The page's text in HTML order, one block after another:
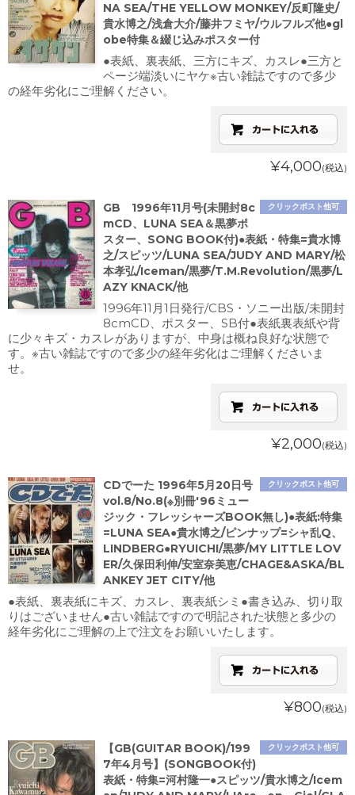
NA SEA/THE YELLOW MONKEY/反町隆史/
貴水博之/浅倉大介/藤井フミヤ/ウルフルズ他●gl
obe特集＆綴じ込みポスター付
●表紙、裏表紙、三方にキズ、カスレ●三方と
ページ端淡いにヤケ※古い雑誌ですので多少
の経年劣化にご理解ください。
¥4,000(税込)
クリックポスト他可
GB 1996年11月号(未開封8c
mCD、LUNA SEA＆黒夢ポ
スター、SONG BOOK付)●表紙・特集=貴水博
之/スピッツ/LUNA SEA/JUDY AND MARY/松
本孝弘/Iceman/黒夢/T.M.Revolution/黒夢/L
AZY KNACK/他
1996年11月1日発行/CBS・ソニー出版/未開封
8cmCD、ポスター、SB付●表紙裏表紙や背
に少々キズ・カスレがありますが、中身は概ね良好な状態で
す。※古い雑誌ですので多少の経年劣化はご理解くださいま
せ。
¥2,000(税込)
クリックポスト他可
CDでーた 1996年5月20日号
vol.8/No.8(※別冊'96ミュー
ジック・フレッシャーズBOOK無し)●表紙:特集
=LUNA SEA●貴水博之/ピンナップ=シャ乱Q、
LINDBERG●RYUICHI/黒夢/MY LITTLE LOV
ER/久保田利伸/安室奈美恵/CHAGE&ASKA/BL
ANKEY JET CITY/他
●表紙、裏表紙にキズ、カスレ、裏表紙シミ●書き込み、切り取
りはございません●古い雑誌ですので明記された状態と多少の
経年劣化にご理解の上で注文をお願いいたします。
¥800(税込)
クリックポスト他可
【GB(GUITAR BOOK)/199
7年4月号】(SONGBOOK付)
表紙・特集=河村隆一●スピッツ/貴水博之/Icem